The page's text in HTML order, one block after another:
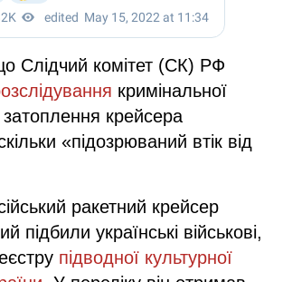
Слідчий комітет (СК) РФ
кримінальної
крейсера
«підозрюваний втік від
ракетний крейсер
підбили українські військові,
підводної культурної